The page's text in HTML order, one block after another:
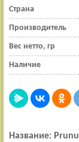
Страна
Производитель
Вес нетто, гр
Наличие
Название: